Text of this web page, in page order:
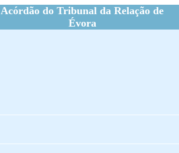
Acórdão do Tribunal da Relação de
Évora